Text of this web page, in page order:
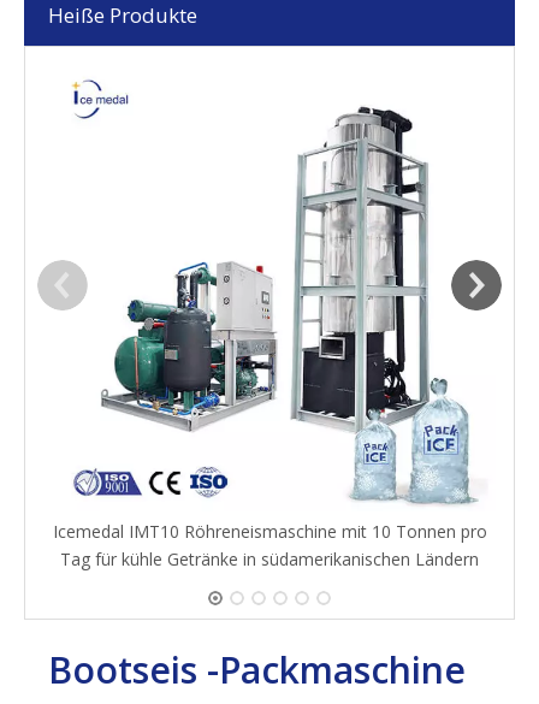
Heiße Produkte
Icemedal IMT10 Röhreneismaschine mit 10 Tonnen pro
Tag für kühle Getränke in südamerikanischen Ländern
Bootseis -Packmaschine